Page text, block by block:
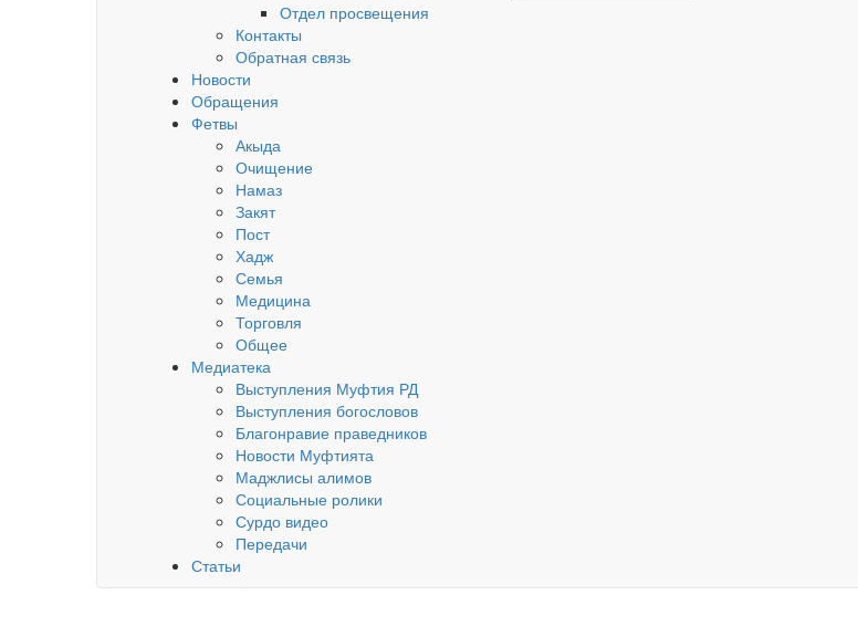
Отдел просвещения
Контакты
Обратная связь
Новости
Обращения
Фетвы
Акыда
Очищение
Намаз
Закят
Пост
Хадж
Семья
Медицина
Торговля
Общее
Медиатека
Выступления Муфтия РД
Выступления богословов
Благонравие праведников
Новости Муфтията
Маджлисы алимов
Социальные ролики
Сурдо видео
Передачи
Статьи